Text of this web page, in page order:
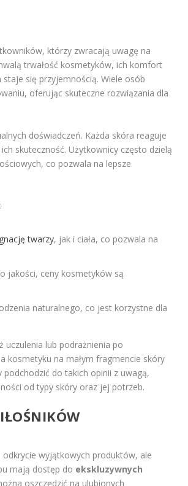
którzy zwracają uwagę na
trwałość kosmetyków, ich komfort
się przyjemnością. Wiele osób
oferując skuteczne rozwiązania dla
doświadczeń. Każda skóra reaguje
skuteczność. Użytkownicy często dzielą
co pozwala na lepsze
twarzy, jak i ciała, co pozwala na
jakości, ceny kosmetyków są
naturalnego, co jest korzystne dla
uczulenia lub podrażnienia po
kosmetyku na małym fragmencie skóry
podchodzić do takich opinii z uwagą,
od typy skóry oraz jej potrzeb.
wyjątkowych produktów, ale
mają dostęp do ekskluzywnych
oszczędzić na ulubionych